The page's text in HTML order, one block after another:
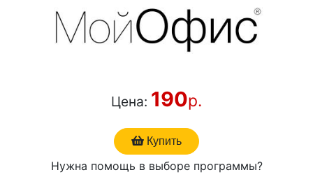
Цена: 190р.
Купить
Нужна помощь в выборе программы?